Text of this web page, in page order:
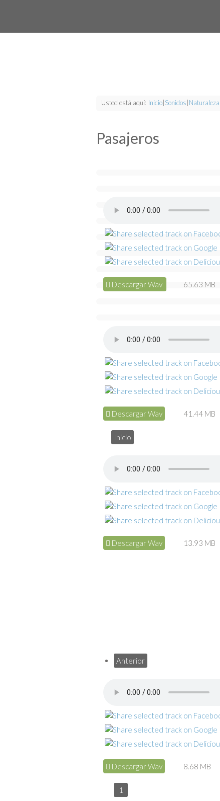
Usted está aquí: Inicio Sonidos Naturaleza
Pasajeros
Descargar Wav 65.63 MB
Descargar Wav 41.44 MB
Descargar Wav 13.93 MB
Descargar Wav 8.68 MB
Inicio
Anterior
1